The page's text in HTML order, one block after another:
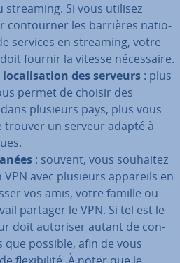
Si vous utilisez
con­tour­ner les barrières na­tio­
services en streaming, votre
fournir la vitesse né­ces­saire.
des serveurs : plus
permet de choisir des
plusieurs pays, plus vous
trouver un serveur adapté à
: souvent, vous souhaitez
avec plusieurs appareils en
vos amis, votre famille ou
partager le VPN. Si tel est le
doit autoriser autant de con­
possible, afin de vous